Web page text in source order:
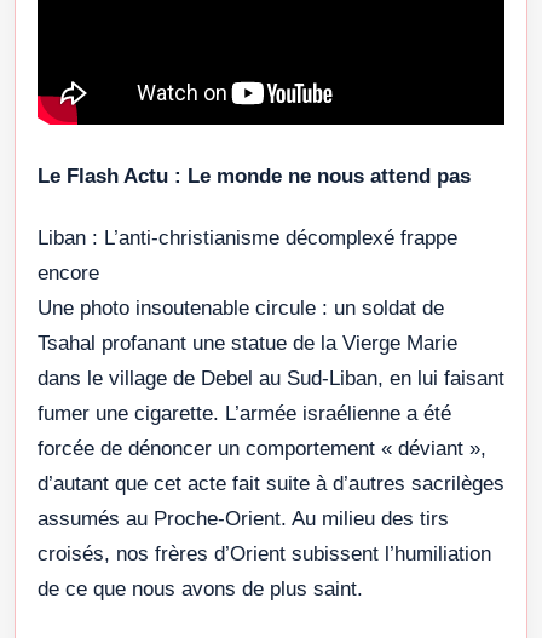
Le Flash Actu : Le monde ne nous attend pas
Liban : L’anti-christianisme décomplexé frappe
encore
Une photo insoutenable circule : un soldat de
Tsahal profanant une statue de la Vierge Marie
dans le village de Debel au Sud-Liban, en lui faisant
fumer une cigarette. L’armée israélienne a été
forcée de dénoncer un comportement « déviant »,
d’autant que cet acte fait suite à d’autres sacrilèges
assumés au Proche-Orient. Au milieu des tirs
croisés, nos frères d’Orient subissent l’humiliation
de ce que nous avons de plus saint.